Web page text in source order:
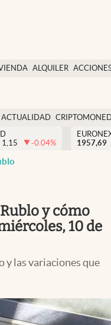
ALQUILER
USA
ACTUALIDAD
1,15 -0.04%
1957,69
y cómo
10 de
y las variaciones que